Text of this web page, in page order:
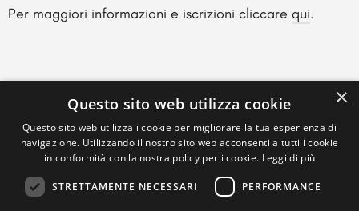
Per maggiori informazioni e iscrizioni cliccare qui.
×
Questo sito web utilizza cookie
Questo sito web utilizza i cookie per migliorare la tua esperienza di
navigazione. Utilizzando il nostro sito web acconsenti a tutti i cookie
in conformità con la nostra policy per i cookie. Leggi di più
STRETTAMENTE NECESSARI PERFORMANCE